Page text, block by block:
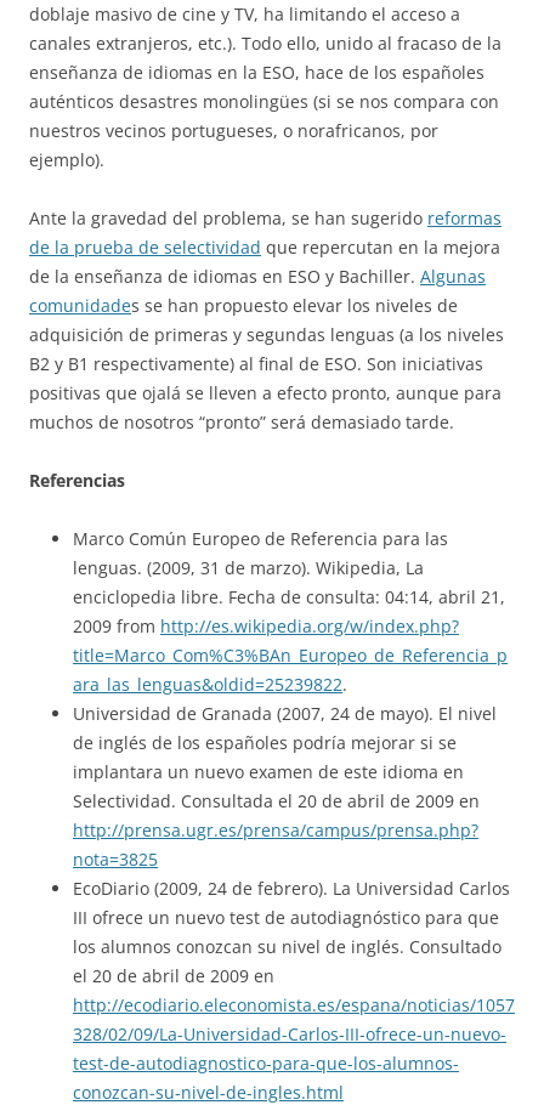
doblaje masivo de cine y TV, ha limitando el acceso a
canales extranjeros, etc.). Todo ello, unido al fracaso de la
enseñanza de idiomas en la ESO, hace de los españoles
auténticos desastres monolingües (si se nos compara con
nuestros vecinos portugueses, o norafricanos, por
ejemplo).
Ante la gravedad del problema, se han sugerido reformas
de la prueba de selectividad que repercutan en la mejora
de la enseñanza de idiomas en ESO y Bachiller. Algunas
comunidades se han propuesto elevar los niveles de
adquisición de primeras y segundas lenguas (a los niveles
B2 y B1 respectivamente) al final de ESO. Son iniciativas
positivas que ojalá se lleven a efecto pronto, aunque para
muchos de nosotros “pronto” será demasiado tarde.
Referencias
Marco Común Europeo de Referencia para las
lenguas. (2009, 31 de marzo). Wikipedia, La
enciclopedia libre. Fecha de consulta: 04:14, abril 21,
2009 from http://es.wikipedia.org/w/index.php?
title=Marco_Com%C3%BAn_Europeo_de_Referencia_p
ara_las_lenguas&oldid=25239822.
Universidad de Granada (2007, 24 de mayo). El nivel
de inglés de los españoles podría mejorar si se
implantara un nuevo examen de este idioma en
Selectividad. Consultada el 20 de abril de 2009 en
http://prensa.ugr.es/prensa/campus/prensa.php?
nota=3825
EcoDiario (2009, 24 de febrero). La Universidad Carlos
III ofrece un nuevo test de autodiagnóstico para que
los alumnos conozcan su nivel de inglés. Consultado
el 20 de abril de 2009 en
http://ecodiario.eleconomista.es/espana/noticias/1057
328/02/09/La-Universidad-Carlos-III-ofrece-un-nuevo-
test-de-autodiagnostico-para-que-los-alumnos-
conozcan-su-nivel-de-ingles.html